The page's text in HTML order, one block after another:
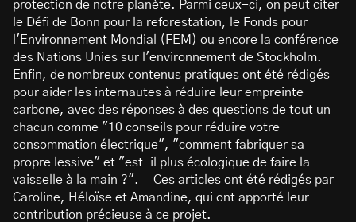
protection de notre planète. Parmi ceux-ci, on peut citer
le Défi de Bonn pour la reforestation, le Fonds pour
l'Environnement Mondial (FEM) ou encore la conférence
des Nations Unies sur l'environnement de Stockholm.
Enfin, de nombreux contenus pratiques ont été rédigés
pour aider les internautes à réduire leur empreinte
carbone, avec des réponses à des questions de tout un
chacun comme "10 conseils pour réduire votre
consommation électrique", "comment fabriquer sa
propre lessive" et "est-il plus écologique de faire la
vaisselle à la main ?". Ces articles ont été rédigés par
Caroline, Héloïse et Amandine, qui ont apporté leur
contribution précieuse à ce projet.